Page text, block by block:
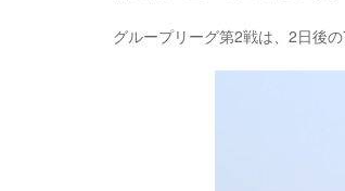
グループリーグ第2戦は、2日後